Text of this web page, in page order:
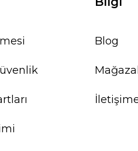
%20
Blog